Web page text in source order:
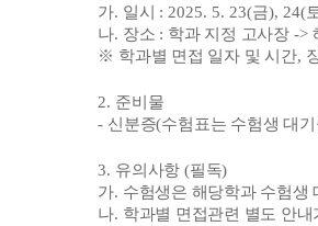
가. 일시 : 2025. 5. 23(금), 24(
나. 장소 : 학과 지정 고사장 ->
※ 학과별 면접 일자 및 시간,
2. 준비물
- 신분증(수험표는 수험생 대
3. 유의사항 (필독)
가. 수험생은 해당학과 수험생
나. 학과별 면접관련 별도 안